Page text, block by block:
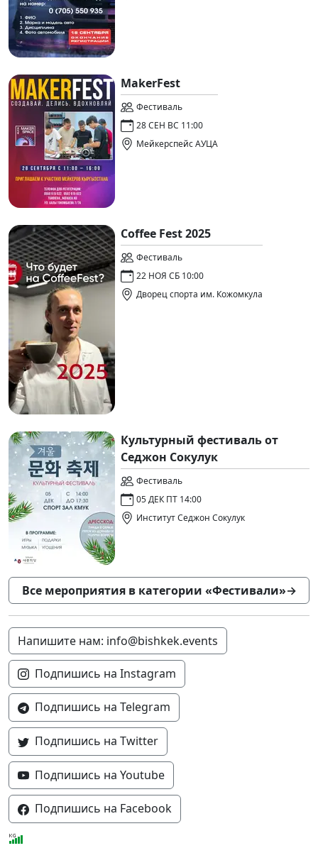
MakerFest
Фестиваль
28 СЕН ВС 11:00
Мейкерспейс АУЦА
Coffee Fest 2025
Фестиваль
22 НОЯ СБ 10:00
Дворец спорта им. Кожомкула
Культурный фестиваль от
Седжон Сокулук
Фестиваль
05 ДЕК ПТ 14:00
Институт Седжон Сокулук
Все мероприятия в категории «Фестивали»→
Напишите нам: info@bishkek.events
Подпишись на Instagram
Подпишись на Telegram
Подпишись на Twitter
Подпишись на Youtube
Подпишись на Facebook